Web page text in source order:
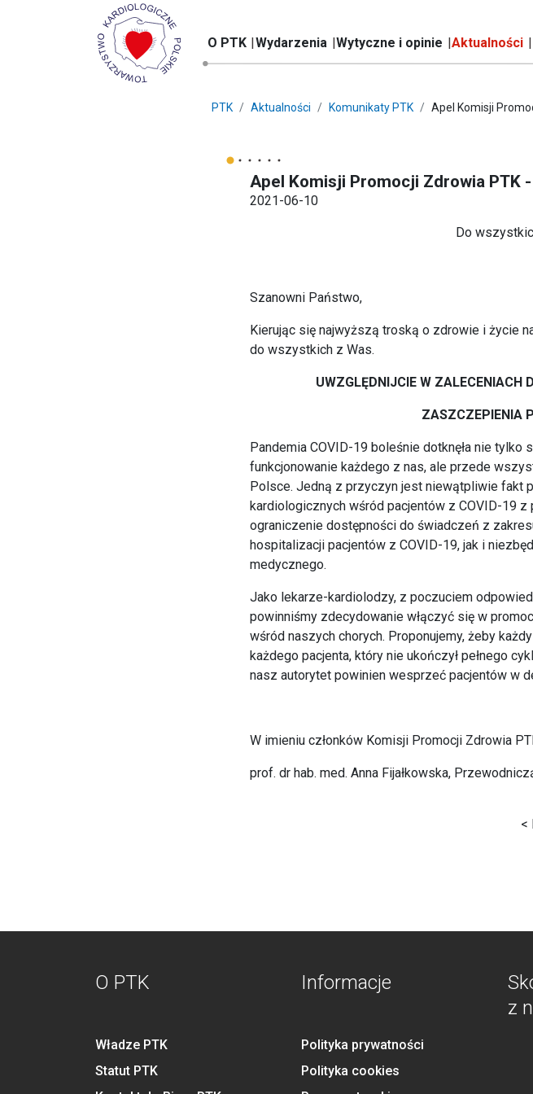
O PTK Wydarzenia Wytyczne i opinie Aktualności
PTK Aktualności Komunikaty PTK Apel Komisji
Apel Komisji Promocji Zdrowia PTK
2021-06-10
Do
Szanowni Państwo,
Kierując się najwyższą troską o zdrowie i życie
do wszystkich z Was.
UWZGLĘDNIJCIE W ZALECENIACH
ZASZCZEPIENIA
Pandemia COVID-19 boleśnie dotknęła nie
funkcjonowanie każdego z nas, ale przede
Polsce. Jedną z przyczyn jest niewątpliwie fakt
kardiologicznych wśród pacjentów z COVID-19
ograniczenie dostępności do świadczeń z
hospitalizacji pacjentów z COVID-19, jak i
medycznego.
Jako lekarze-kardiolodzy, z poczuciem
powinniśmy zdecydowanie włączyć się w
wśród naszych chorych. Proponujemy, żeby
każdego pacjenta, który nie ukończył pełnego
nasz autorytet powinien wesprzeć pacjentów w
W imieniu członków Komisji Promocji Zdrowia
prof. dr hab. med. Anna Fijałkowska,
<
O PTK
Władze PTK
Statut PTK
Informacje
Polityka prywatności
Polityka cookies
z